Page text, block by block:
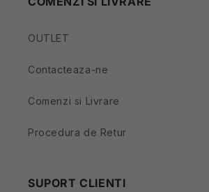
OUTLET
Contacteaza-ne
Comenzi si Livrare
Procedura de Retur
SUPORT CLIENTI